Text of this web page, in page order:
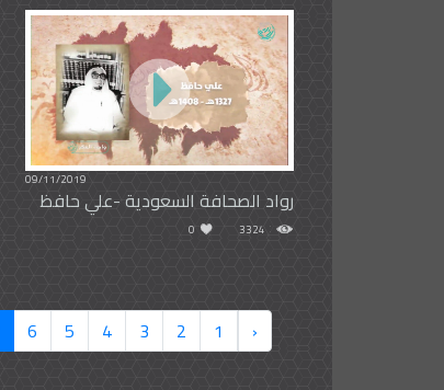
09/11/2019
رواد الصحافة السعودية -علي حافظ
3324
0
‹
1
2
3
4
5
6